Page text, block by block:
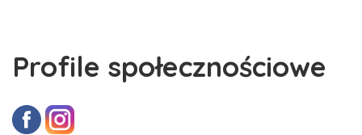
Profile społecznościowe